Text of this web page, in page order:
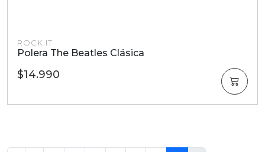
ROCK IT
Polera The Beatles Clásica
$14.990